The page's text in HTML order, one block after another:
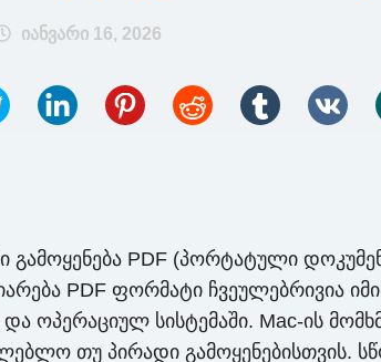
იანვარი 16, 2026
PDF (პორტატული
PDF ფორმატი ჩვეულებრივია
ოპერაციულ სისტემაში. Mac-ის
თუ პირადი გამოყენებისთვის.